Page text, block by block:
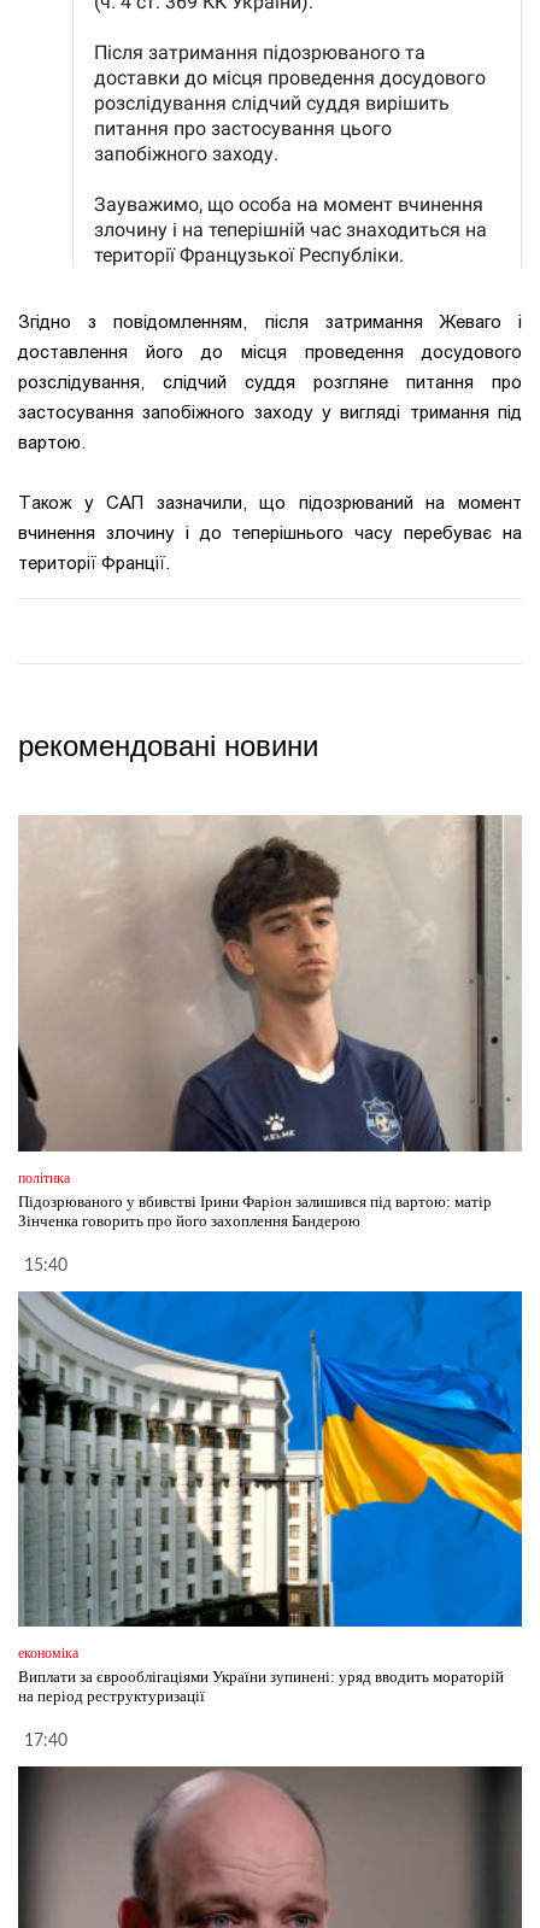
Згідно з повідомленням, після затримання Жеваго і
доставлення його до місця проведення досудового
розслідування, слідчий суддя розгляне питання про
застосування запобіжного заходу у вигляді тримання під
вартою.
Також у САП зазначили, що підозрюваний на момент
вчинення злочину і до теперішнього часу перебуває на
території Франції.
рекомендовані новини
політика
Підозрюваного у вбивстві Ірини Фаріон залишився під вартою: матір
Зінченка говорить про його захоплення Бандерою
15:40
економіка
Виплати за єврооблігаціями України зупинені: уряд вводить мораторій
на період реструктуризації
17:40